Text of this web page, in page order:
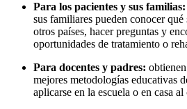
Para los pacientes y sus familias:
sus familiares pueden conocer
otros países, hacer preguntas y
oportunidades de tratamiento o
Para docentes y padres:
mejores metodologías educativas
aplicarse en la escuela o en casa